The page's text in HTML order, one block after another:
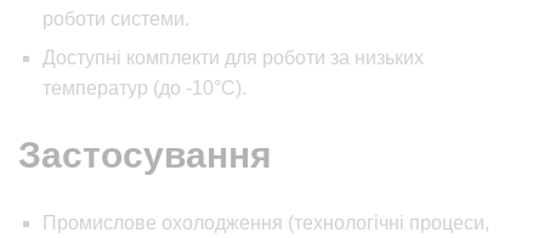
роботи системи.
Доступні комплекти для роботи за низьких
температур (до -10°C).
Застосування
Промислове охолодження (технологічні процеси,